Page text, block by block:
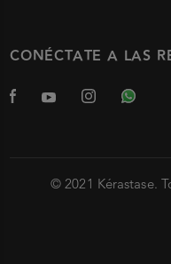
CONÉCTATE A LAS
© 2021 Kérastase.